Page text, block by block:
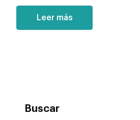
Leer más
Buscar